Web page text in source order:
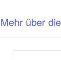
Mehr über